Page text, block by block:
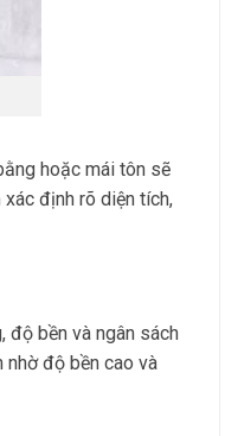
hoặc mái tôn sẽ
định rõ diện tích,
độ bền và ngân sách
độ bền cao và